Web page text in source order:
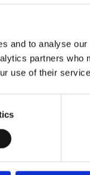
and to analyse
partners who
use of their
La
SUV